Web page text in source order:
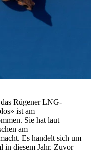
Rügener LNG-
ist am
Sie hat laut
am
Es handelt sich um
in diesem Jahr. Zuvor